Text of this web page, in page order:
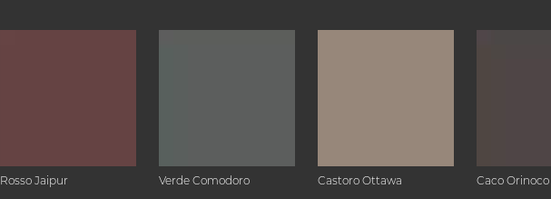
Rosso Jaipur Verde Comodoro Castoro Ottawa Caco Orinoco